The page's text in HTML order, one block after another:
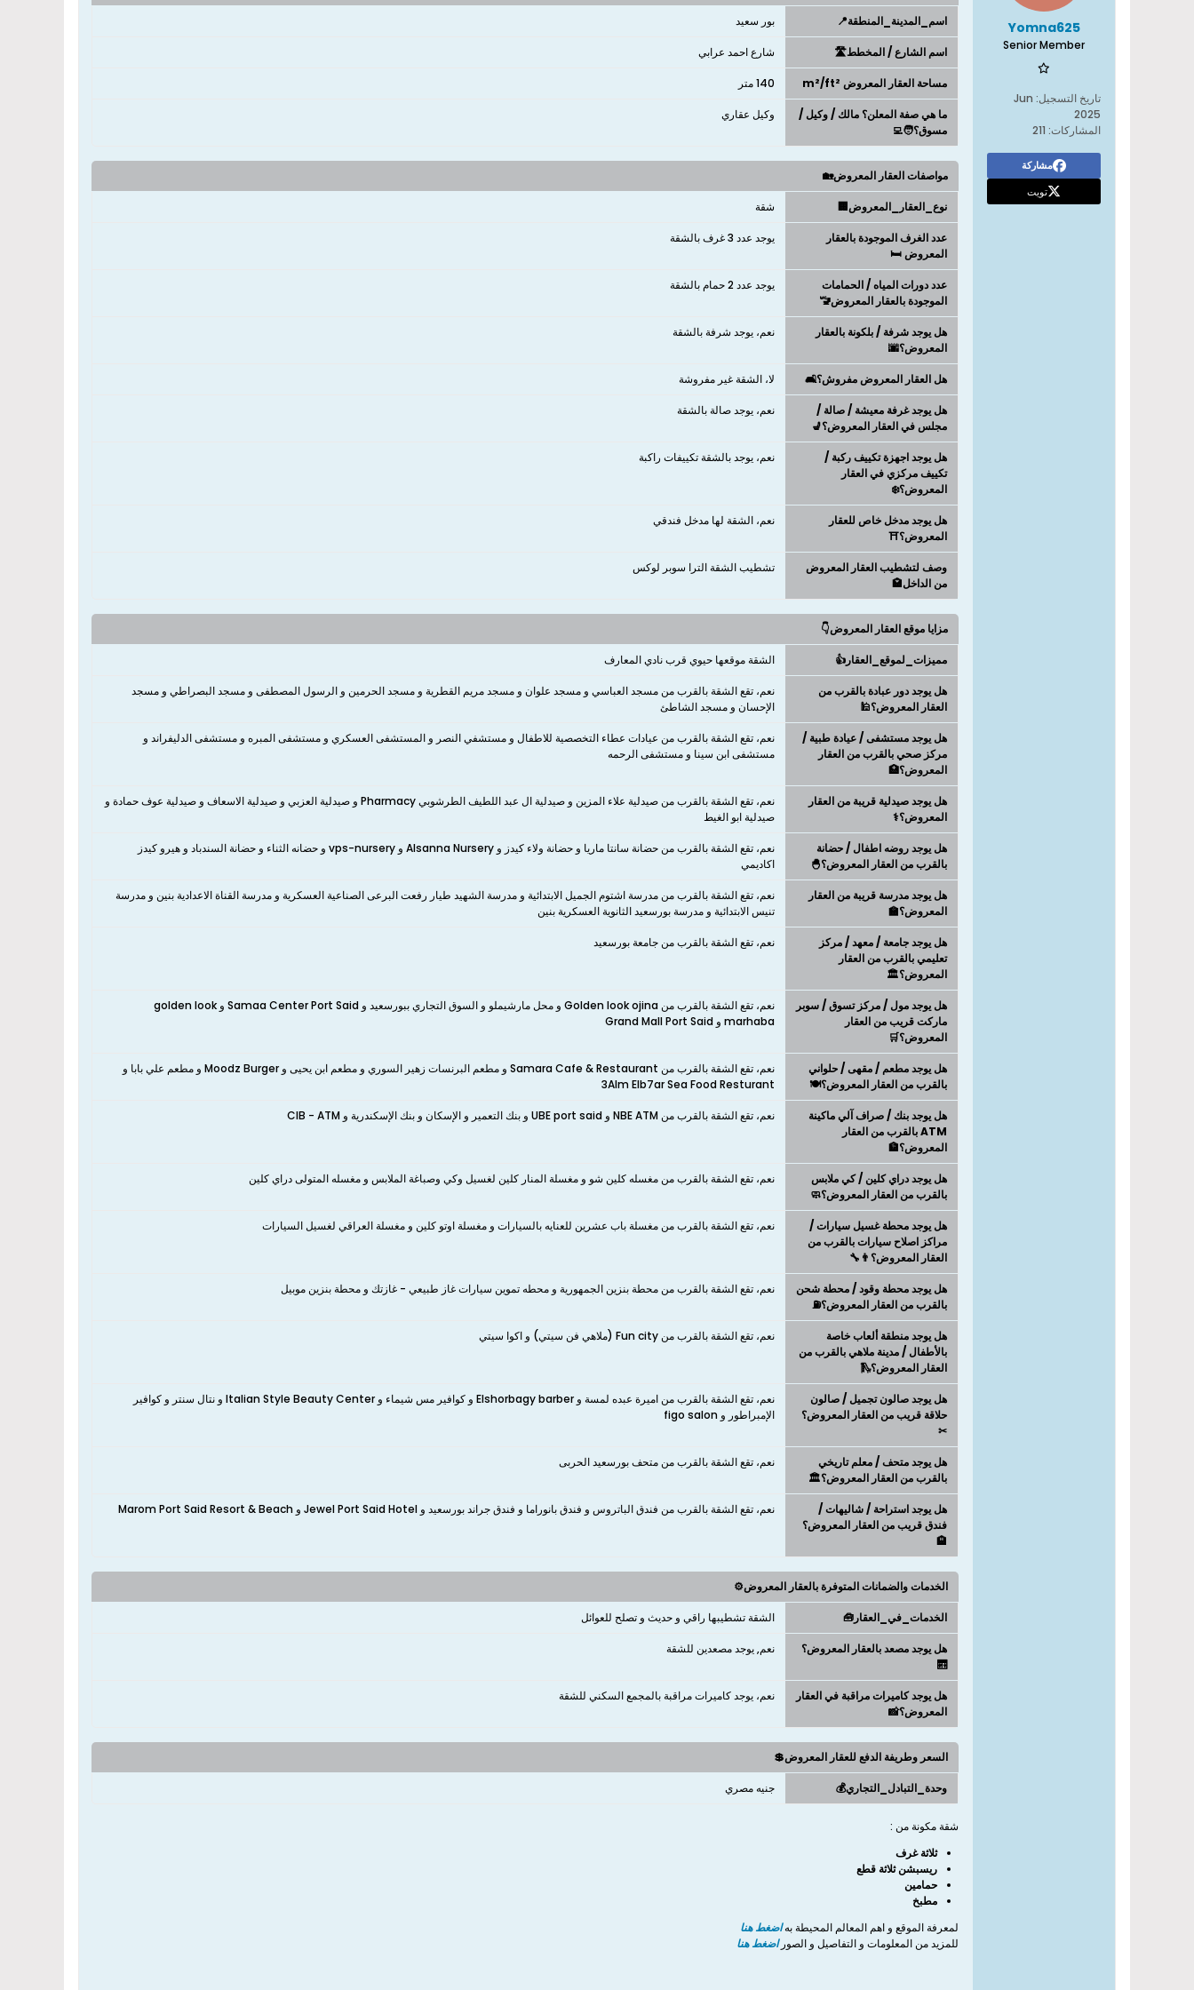
Yomna625
Senior Member
تاريخ التسجيل: Jun
2025
المشاركات: 211
مشاركة
تويت
اسم_المدينة_المنطقة📍 بور سعيد
اسم الشارع / المخطط🛣️ شارع احمد عرابي
مساحة العقار المعروض m²/ft² 140 متر
ما هي صفة المعلن؟ مالك / وكيل /
مسوق؟🧑‍💻
وكيل عقاري
مواصفات العقار المعروض🏡
نوع_العقار_المعروض🏢 شقة
عدد الغرف الموجودة بالعقار
المعروض 🛏️
يوجد عدد 3 غرف بالشقة
عدد دورات المياه / الحمامات
الموجودة بالعقار المعروض🚾
يوجد عدد 2 حمام بالشقة
هل يوجد شرفة / بلكونة بالعقار
المعروض؟🌆
نعم، يوجد شرفة بالشقة
هل العقار المعروض مفروش؟🛋️ لا، الشقة غير مفروشة
هل يوجد غرفة معيشة / صالة /
مجلس في العقار المعروض؟💺
نعم، يوجد صالة بالشقة
هل يوجد اجهزة تكييف ركبة /
تكييف مركزي في العقار
المعروض؟❄️
نعم، يوجد بالشقة تكييفات راكبة
هل يوجد مدخل خاص للعقار
المعروض؟⛩️
نعم، الشقة لها مدخل فندقي
وصف لتشطيب العقار المعروض
من الداخل🏩
تشطيب الشقة الترا سوبر لوكس
مزايا موقع العقار المعروض👇
مميزات_لموقع_العقار👍 الشقة موقعها حيوي قرب نادي المعارف
هل يوجد دور عبادة بالقرب من
العقار المعروض؟🕌
نعم، تقع الشقة بالقرب من مسجد العباسي و مسجد علوان و مسجد مريم القطرية و مسجد الحرمين و الرسول المصطفى و مسجد البصراطي و مسجد
الإحسان و مسجد الشاطئ
هل يوجد مستشفى / عيادة طبية /
مركز صحي بالقرب من العقار
المعروض؟🏥
نعم، تقع الشقة بالقرب من عيادات عطاء التخصصية للاطفال و مستشفي النصر و المستشفى العسكري و مستشفى المبره و مستشفى الدليفراند و
مستشفى ابن سينا و مستشفى الرحمه
هل يوجد صيدلية قريبة من العقار
المعروض؟⚕️
نعم، تقع الشقة بالقرب من صيدلية علاء المزين و صيدلية ال عبد اللطيف الطرشوبي Pharmacy و صيدلية العزبي و صيدلية الاسعاف و صيدلية عوف حمادة و
صيدلية ابو الغيط
هل يوجد روضه اطفال / حضانة
بالقرب من العقار المعروض؟🐣
نعم، تقع الشقة بالقرب من حضانة سانتا ماريا و حضانة ولاء كيدز و Alsanna Nursery و vps-nursery و حضانه الثناء و حضانة السندباد و هيرو كيدز
اكاديمي
هل يوجد مدرسة قريبة من العقار
المعروض؟🏫
نعم، تقع الشقة بالقرب من مدرسة اشتوم الجميل الابتدائية و مدرسة الشهيد طيار رفعت البرعى الصناعية العسكرية و مدرسة القناة الاعدادية بنين و مدرسة
تنيس الابتدائية و مدرسة بورسعيد الثانوية العسكرية بنين
هل يوجد جامعة / معهد / مركز
تعليمي بالقرب من العقار
المعروض؟🏛️
نعم، تقع الشقة بالقرب من جامعة بورسعيد
هل يوجد مول / مركز تسوق / سوبر
ماركت قريب من العقار
المعروض؟🛒
نعم، تقع الشقة بالقرب من Golden look ojina و محل مارشيملو و السوق التجاري ببورسعيد و Samaa Center Port Said و golden look
marhaba و Grand Mall Port Said
هل يوجد مطعم / مقهى / حلواني
بالقرب من العقار المعروض؟🍽️
نعم، تقع الشقة بالقرب من Samara Cafe & Restaurant و مطعم البرنسات زهير السوري و مطعم ابن يحيى و Moodz Burger و مطعم علي بابا و
3Alm Elb7ar Sea Food Resturant
هل يوجد بنك / صراف آلي ماكينة
ATM بالقرب من العقار
المعروض؟🏦
نعم، تقع الشقة بالقرب من NBE ATM و UBE port said و بنك التعمير و الإسكان و بنك الإسكندرية و CIB - ATM
هل يوجد دراي كلين / كي ملابس
بالقرب من العقار المعروض؟🧼
نعم، تقع الشقة بالقرب من مغسله كلين شو و مغسلة المنار كلين لغسيل وكي وصباغة الملابس و مغسله المتولى دراي كلين
هل يوجد محطة غسيل سيارات /
مراكز اصلاح سيارات بالقرب من
العقار المعروض؟👨‍🔧
نعم، تقع الشقة بالقرب من مغسلة باب عشرين للعنايه بالسيارات و مغسلة اوتو كلين و مغسلة العراقي لغسيل السيارات
هل يوجد محطة وقود / محطة شحن
بالقرب من العقار المعروض؟⛽
نعم، تقع الشقة بالقرب من محطة بنزين الجمهورية و محطه تموين سيارات غاز طبيعي - غازتك و محطة بنزين موبيل
هل يوجد منطقة ألعاب خاصة
بالأطفال / مدينة ملاهي بالقرب من
العقار المعروض؟🛝
نعم، تقع الشقة بالقرب من Fun city (ملاهي فن سيتي) و اكوا سيتي
هل يوجد صالون تجميل / صالون
حلاقة قريب من العقار المعروض؟
✂
نعم، تقع الشقة بالقرب من اميرة عبده لمسة و Elshorbagy barber و كوافير مس شيماء و Italian Style Beauty Center و نتال سنتر و كوافير
الإمبراطور و figo salon
هل يوجد متحف / معلم تاريخي
بالقرب من العقار المعروض؟🏛️
نعم، تقع الشقة بالقرب من متحف بورسعيد الحربى
هل يوجد استراحة / شاليهات /
فندق قريب من العقار المعروض؟
🏨
نعم، تقع الشقة بالقرب من فندق الباتروس و فندق بانوراما و فندق جراند بورسعيد و Jewel Port Said Hotel و Marom Port Said Resort & Beach
الخدمات والضمانات المتوفرة بالعقار المعروض⚙️
الخدمات_في_العقار🧰 الشقة تشطيبها راقي و حديث و تصلح للعوائل
هل يوجد مصعد بالعقار المعروض؟
🛗
نعم, يوجد مصعدين للشقة
هل يوجد كاميرات مراقبة في العقار
المعروض؟📸
نعم، يوجد كاميرات مراقبة بالمجمع السكني للشقة
السعر وطريفة الدفع للعقار المعروض💲
وحدة_التبادل_التجاري💰 جنيه مصري
شقة مكونة من :
ثلاثة غرف
ريسبشن ثلاثة قطع
حمامين
مطبخ
لمعرفة الموقع و اهم المعالم المحيطة بهاضغط هنا
للمزيد من المعلومات و التفاصيل و الصوراضغط هنا